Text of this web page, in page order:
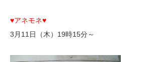
♥アネモネ♥
3月11日（木）19時15分～